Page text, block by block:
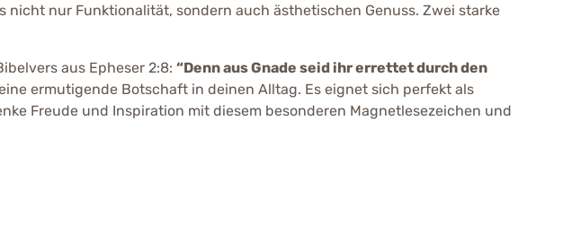
nur Funktionalität, sondern auch ästhetischen Genuss. Zwei starke
aus Epheser 2:8: “Denn aus Gnade seid ihr errettet durch den
ermutigende Botschaft in deinen Alltag. Es eignet sich perfekt als
Freude und Inspiration mit diesem besonderen Magnetlesezeichen und